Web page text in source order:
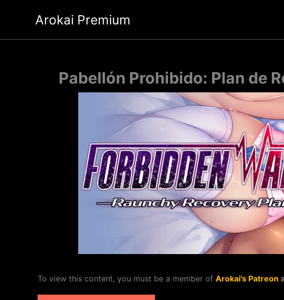
Arokai Premium
Pabellón Prohibido: Plan de
To view this content, you must be a member of Arokai's Patreon